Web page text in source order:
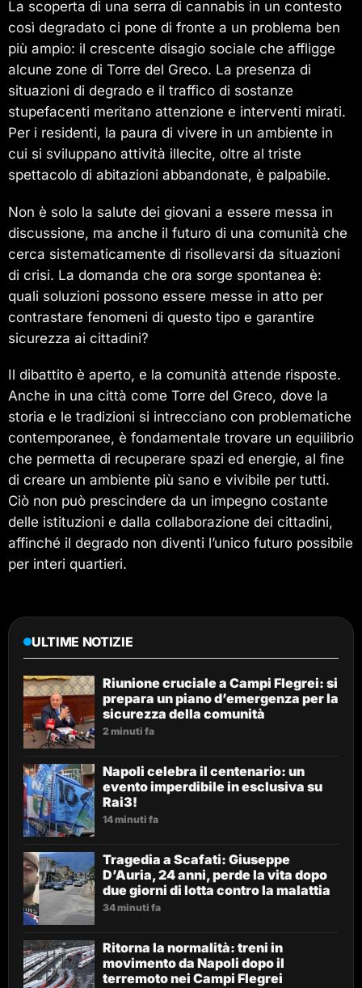
La scoperta di una serra di cannabis in un contesto
così degradato ci pone di fronte a un problema ben
più ampio: il crescente disagio sociale che affligge
alcune zone di Torre del Greco. La presenza di
situazioni di degrado e il traffico di sostanze
stupefacenti meritano attenzione e interventi mirati.
Per i residenti, la paura di vivere in un ambiente in
cui si sviluppano attività illecite, oltre al triste
spettacolo di abitazioni abbandonate, è palpabile.
Non è solo la salute dei giovani a essere messa in
discussione, ma anche il futuro di una comunità che
cerca sistematicamente di risollevarsi da situazioni
di crisi. La domanda che ora sorge spontanea è:
quali soluzioni possono essere messe in atto per
contrastare fenomeni di questo tipo e garantire
sicurezza ai cittadini?
Il dibattito è aperto, e la comunità attende risposte.
Anche in una città come Torre del Greco, dove la
storia e le tradizioni si intrecciano con problematiche
contemporanee, è fondamentale trovare un equilibrio
che permetta di recuperare spazi ed energie, al fine
di creare un ambiente più sano e vivibile per tutti.
Ciò non può prescindere da un impegno costante
delle istituzioni e dalla collaborazione dei cittadini,
affinché il degrado non diventi l’unico futuro possibile
per interi quartieri.
ULTIME NOTIZIE
Riunione cruciale a Campi Flegrei: si
prepara un piano d’emergenza per la
sicurezza della comunità
2 minuti fa
Napoli celebra il centenario: un
evento imperdibile in esclusiva su
Rai3!
14 minuti fa
Tragedia a Scafati: Giuseppe
D’Auria, 24 anni, perde la vita dopo
due giorni di lotta contro la malattia
34 minuti fa
Ritorna la normalità: treni in
movimento da Napoli dopo il
terremoto nei Campi Flegrei